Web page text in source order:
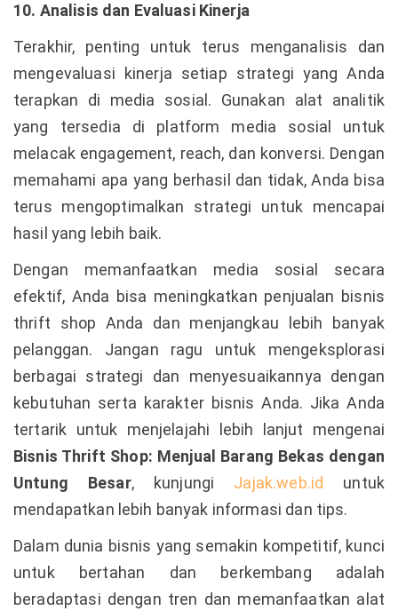
10. Analisis dan Evaluasi Kinerja
Terakhir, penting untuk terus menganalisis dan
mengevaluasi kinerja setiap strategi yang Anda
terapkan di media sosial. Gunakan alat analitik
yang tersedia di platform media sosial untuk
melacak engagement, reach, dan konversi. Dengan
memahami apa yang berhasil dan tidak, Anda bisa
terus mengoptimalkan strategi untuk mencapai
hasil yang lebih baik.
Dengan memanfaatkan media sosial secara
efektif, Anda bisa meningkatkan penjualan bisnis
thrift shop Anda dan menjangkau lebih banyak
pelanggan. Jangan ragu untuk mengeksplorasi
berbagai strategi dan menyesuaikannya dengan
kebutuhan serta karakter bisnis Anda. Jika Anda
tertarik untuk menjelajahi lebih lanjut mengenai
Bisnis Thrift Shop: Menjual Barang Bekas dengan
Untung Besar, kunjungi Jajak.web.id
untuk
mendapatkan lebih banyak informasi dan tips.
Dalam dunia bisnis yang semakin kompetitif, kunci
untuk bertahan dan berkembang adalah
beradaptasi dengan tren dan memanfaatkan alat